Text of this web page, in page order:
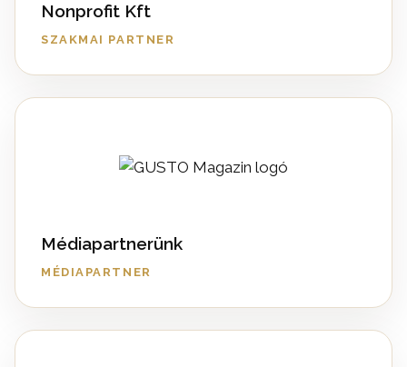
Nonprofit Kft
SZAKMAI PARTNER
Médiapartnerünk
MÉDIAPARTNER